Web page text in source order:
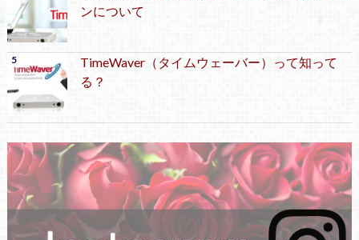
ンについて
TimeWaver（タイムウェーバー）って知って
る？